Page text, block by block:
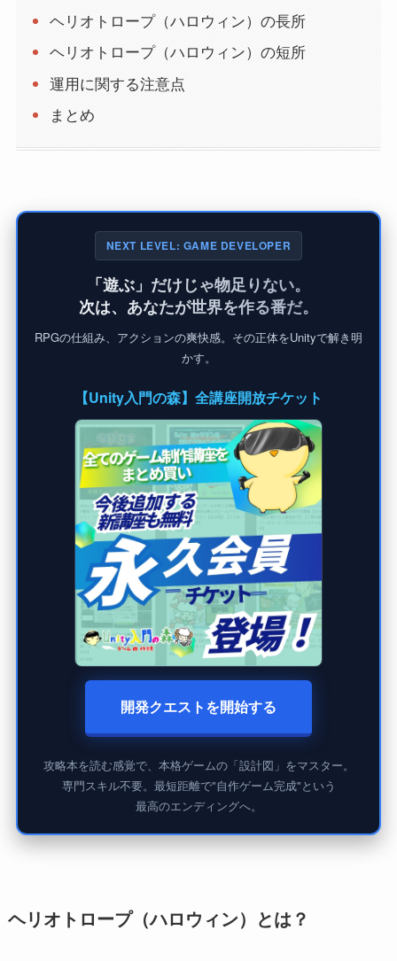
ヘリオトロープ（ハロウィン）の長所
ヘリオトロープ（ハロウィン）の短所
運用に関する注意点
まとめ
NEXT LEVEL: GAME DEVELOPER
「遊ぶ」だけじゃ物足りない。
次は、あなたが世界を作る番だ。
RPGの仕組み、アクションの爽快感。その正体をUnityで解き明
かす。
【Unity入門の森】全講座開放チケット
開発クエストを開始する
攻略本を読む感覚で、本格ゲームの「設計図」をマスター。
専門スキル不要。最短距離で"自作ゲーム完成"という
最高のエンディングへ。
ヘリオトロープ（ハロウィン）とは？